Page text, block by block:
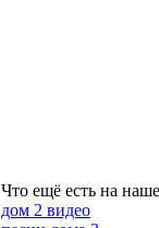
Что ещё есть на
дом 2 видео